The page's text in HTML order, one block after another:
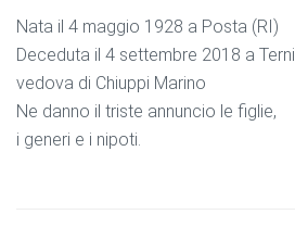
Nata il 4 maggio 1928 a Posta (RI)
Deceduta il 4 settembre 2018 a Terni
vedova di Chiuppi Marino
Ne danno il triste annuncio le figlie,
i generi e i nipoti.